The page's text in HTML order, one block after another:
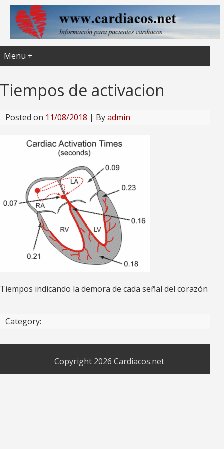
Menu +
Tiempos de activacion
Posted on 11/08/2018 | Byadmin
Tiempos indicando la demora de cada señal del corazón
Category:
Copyright 2026 Cardiacos.net